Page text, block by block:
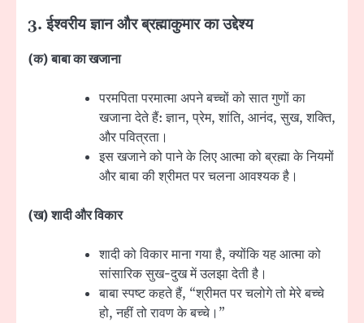
3.ईश्वरीय ज्ञान और ब्रह्माकुमार का उद्देश्य
(क) बाबा का खजाना
परमपिता परमात्मा अपने बच्चों को सात गुणों का
खजाना देते हैं: ज्ञान, प्रेम, शांति, आनंद, सुख, शक्ति,
और पवित्रता।
इस खजाने को पाने के लिए आत्मा को ब्रह्मा के नियमों
और बाबा की श्रीमत पर चलना आवश्यक है।
(ख) शादी और विकार
शादी को विकार माना गया है, क्योंकि यह आत्मा को
सांसारिक सुख-दुख में उलझा देती है।
बाबा स्पष्ट कहते हैं, “श्रीमत पर चलोगे तो मेरे बच्चे
हो, नहीं तो रावण के बच्चे।”